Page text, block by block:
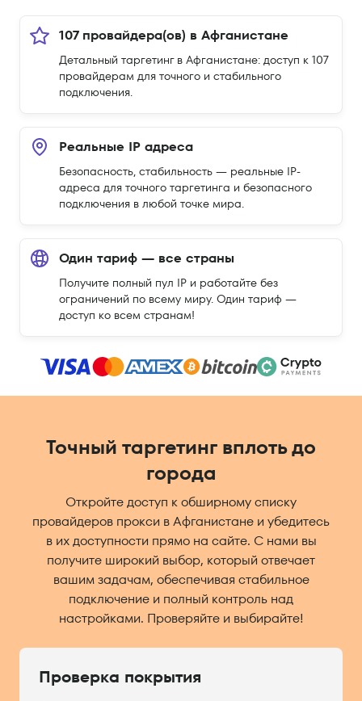
107 провайдера(ов) в Афганистане
Детальный таргетинг в Афганистане: доступ к 107
провайдерам для точного и стабильного
подключения.
Реальные IP адреса
Безопасность, стабильность — реальные IP-
адреса для точного таргетинга и безопасного
подключения в любой точке мира.
Один тариф — все страны
Получите полный пул IP и работайте без
ограничений по всему миру. Один тариф —
доступ ко всем странам!
Точный таргетинг вплоть до
города
Откройте доступ к обширному списку
провайдеров прокси в Афганистане и убедитесь
в их доступности прямо на сайте. С нами вы
получите широкий выбор, который отвечает
вашим задачам, обеспечивая стабильное
подключение и полный контроль над
настройками. Проверяйте и выбирайте!
Проверка покрытия